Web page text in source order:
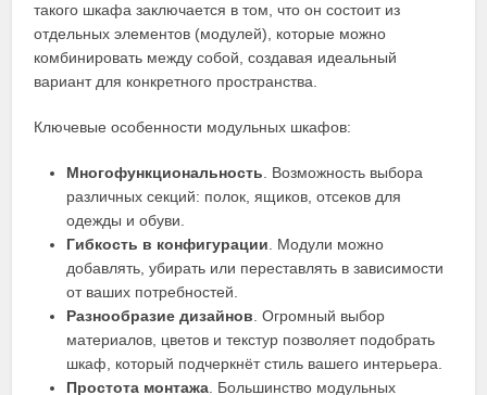
такого шкафа заключается в том, что он состоит из
отдельных элементов (модулей), которые можно
комбинировать между собой, создавая идеальный
вариант для конкретного пространства.
Ключевые особенности модульных шкафов:
Многофункциональность . Возможность выбора
различных секций: полок, ящиков, отсеков для
одежды и обуви.
Гибкость в конфигурации . Модули можно
добавлять, убирать или переставлять в зависимости
от ваших потребностей.
Разнообразие дизайнов . Огромный выбор
материалов, цветов и текстур позволяет подобрать
шкаф, который подчеркнёт стиль вашего интерьера.
Простота монтажа . Большинство модульных